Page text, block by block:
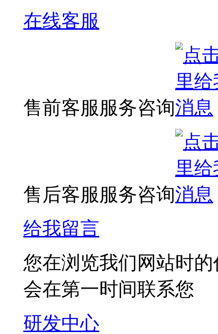
在线客服
售前客服服务咨询
售后客服服务咨询
给我留言
您在浏览我们网站时
会在第一时间联系您
研发中心